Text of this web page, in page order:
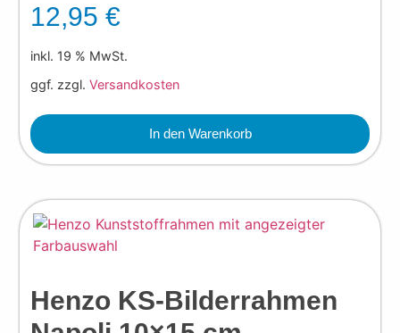
12,95€
inkl. 19 % MwSt.
ggf. zzgl.Versandkosten
In den Warenkorb
Henzo KS-Bilderrahmen